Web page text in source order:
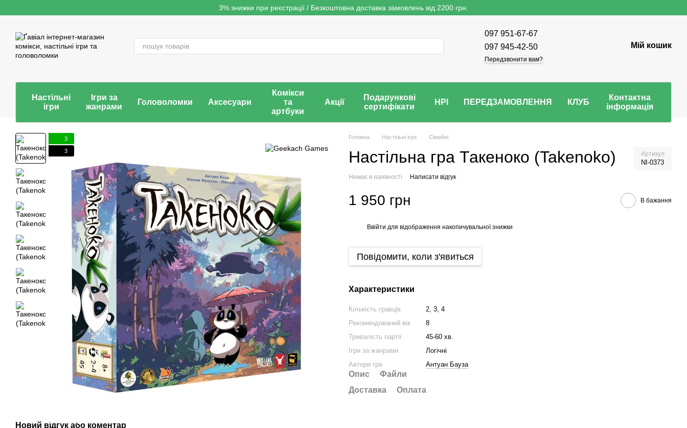
3% знижки при реєстрації / Безкоштовна доставка замовлень від 2200 грн.
097 951-67-67
097 945-42-50
Передзвонити вам?
Мій кошик
Настільні
ігри
Ігри за
жанрами
Головоломки Аксесуари
Комікси
та
артбуки
Акції
Подарункові
сертифікати
НРІ ПЕРЕДЗАМОВЛЕННЯ КЛУБ
Контактна
інформація
3
3
Новий відгук або коментар
Головна Настільні ігри Сімейні
Настільна гра Такеноко (Takenoko) Артикул
NI-0373
Немає в наявності Написати відгук
1 950 грн В бажання
Ввійти для відображення накопичувальної знижки
Повідомити, коли з'явиться
Характеристики
Кількість гравців
2, 3, 4
Рекомендований вік
8
Тривалість партії
45-60 хв.
Ігри за жанрами
Логічні
Автори гри
Антуан Бауза
Опис
Файли
Доставка
Оплата